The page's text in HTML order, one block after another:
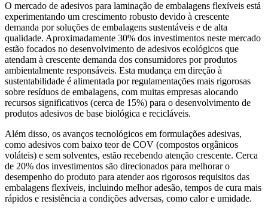
O mercado de adesivos para laminação de embalagens flexíveis está
experimentando um crescimento robusto devido à crescente
demanda por soluções de embalagens sustentáveis ​​e de alta
qualidade. Aproximadamente 30% dos investimentos neste mercado
estão focados no desenvolvimento de adesivos ecológicos que
atendam à crescente demanda dos consumidores por produtos
ambientalmente responsáveis. Esta mudança em direção à
sustentabilidade é alimentada por regulamentações mais rigorosas
sobre resíduos de embalagens, com muitas empresas alocando
recursos significativos (cerca de 15%) para o desenvolvimento de
produtos adesivos de base biológica e recicláveis.
Além disso, os avanços tecnológicos em formulações adesivas,
como adesivos com baixo teor de COV (compostos orgânicos
voláteis) e sem solventes, estão recebendo atenção crescente. Cerca
de 20% dos investimentos são direcionados para melhorar o
desempenho do produto para atender aos rigorosos requisitos das
embalagens flexíveis, incluindo melhor adesão, tempos de cura mais
rápidos e resistência a condições adversas, como calor e umidade.